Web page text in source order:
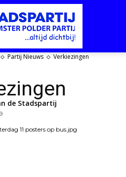
Partij Nieuws Verkiezingen
de Stadspartij